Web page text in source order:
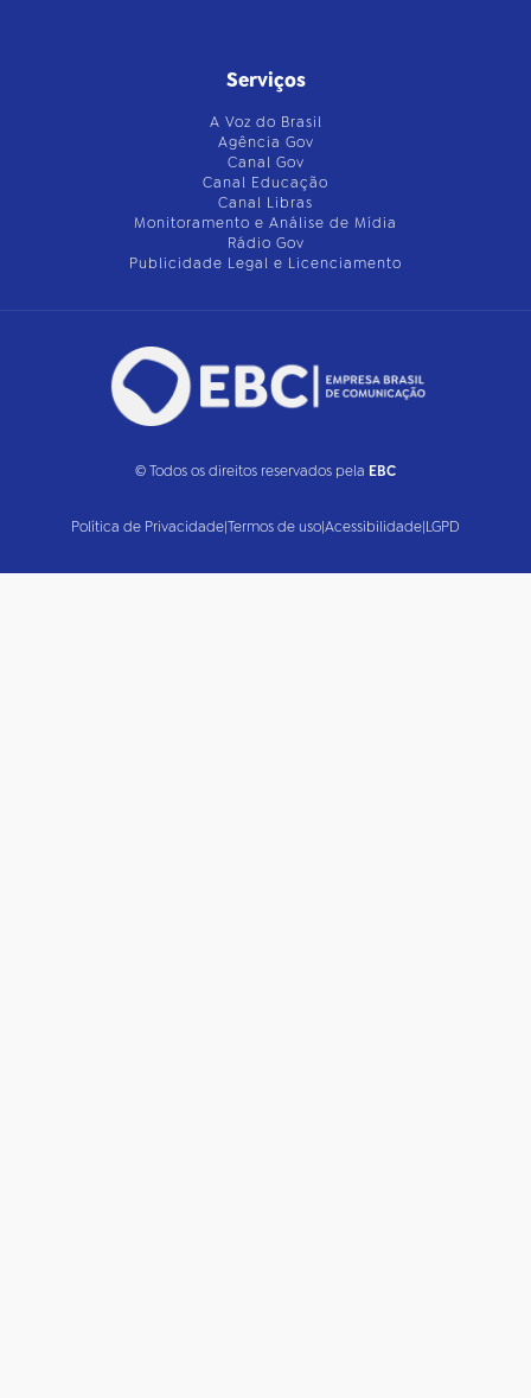
Serviços
A Voz do Brasil
Agência Gov
Canal Gov
Canal Educação
Canal Libras
Monitoramento e Análise de Mídia
Rádio Gov
Publicidade Legal e Licenciamento
© Todos os direitos reservados pela EBC
Política de Privacidade|Termos de uso|Acessibilidade|LGPD